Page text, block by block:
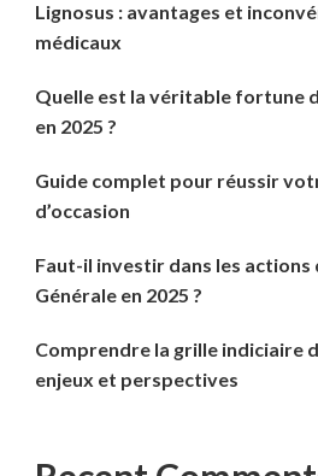
Lignosus : avantages et
médicaux
Quelle est la véritable fortune
en 2025 ?
Guide complet pour réussir
d’occasion
Faut-il investir dans les actions
Générale en 2025 ?
Comprendre la grille indiciaire
enjeux et perspectives